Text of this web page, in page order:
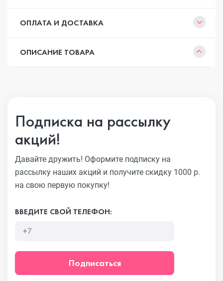
ОПЛАТА И ДОСТАВКА
ОПИСАНИЕ ТОВАРА
Подписка на рассылку
акций!
Давайте дружить! Оформите подписку на
рассылку наших акций и получите скидку 1000 р.
на свою первую покупку!
ВВЕДИТЕ СВОЙ ТЕЛЕФОН:
Подписаться